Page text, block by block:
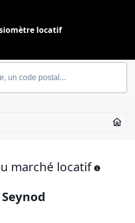
locatif
marché locatif
Seynod